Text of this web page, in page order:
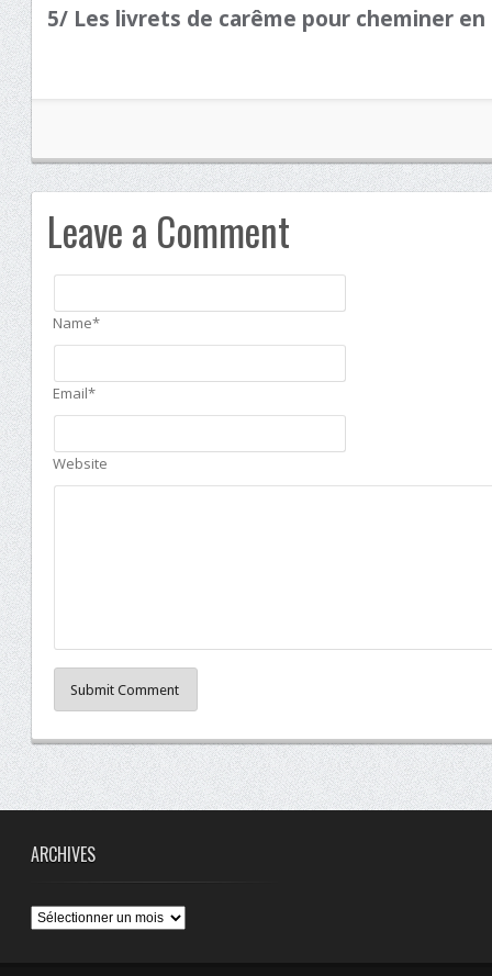
5/ Les livrets de carême pour cheminer
Leave a Comment
Name*
Email*
Website
Submit Comment
ARCHIVES
Archives